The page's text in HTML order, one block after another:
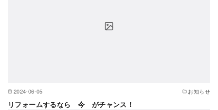
2024-06-05 お知らせ
リフォームするなら 今 がチャンス！